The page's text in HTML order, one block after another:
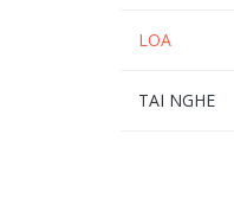
LOA
TAI NGHE